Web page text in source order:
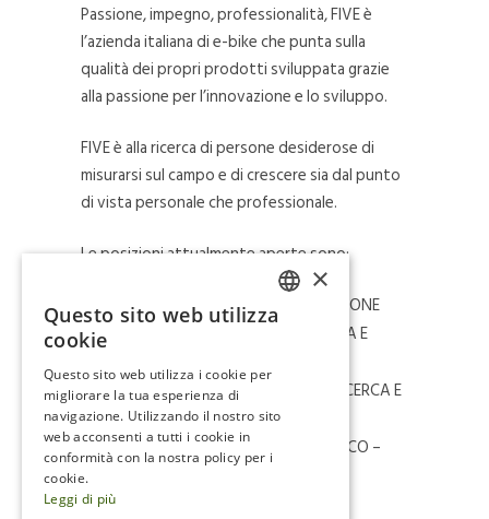
Passione, impegno, professionalità, FIVE è
l’azienda italiana di e-bike che punta sulla
qualità dei propri prodotti sviluppata grazie
alla passione per l’innovazione e lo sviluppo.
FIVE è alla ricerca di persone desiderose di
misurarsi sul campo e di crescere sia dal punto
di vista personale che professionale.
Le posizioni attualmente aperte sono:
OPERAIO DI LINEA – AREA PRODUZIONE
PERITO MECCANICO- AREA RICERCA E
SVILUPPO
INGEGNERE MECCANICO – AREA RICERCA E
SVILUPPO
INGEGNERE ELETTRICO/ELETTRONICO –
AREA RICERCA E SVILUPPO
IMPIEGATO CONTABILITÀ – AREA
×
Questo sito web utilizza
cookie
Questo sito web utilizza i cookie per
migliorare la tua esperienza di
navigazione. Utilizzando il nostro sito
web acconsenti a tutti i cookie in
conformità con la nostra policy per i
cookie.
Leggi di più